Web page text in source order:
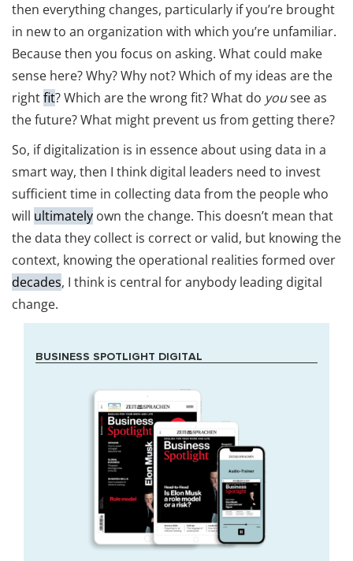
then everything changes, particularly if you’re brought
in new to an organization with which you’re unfamiliar.
Because then you focus on asking. What could make
sense here? Why? Why not? Which of my ideas are the
rightfit? Which are the wrong fit? What do yousee as
the future? What might prevent us from getting there?
So, if digitalization is in essence about using data in a
smart way, then I think digital leaders need to invest
sufficient time in collecting data from the people who
will ultimately own the change. This doesn’t mean that
the data they collect is correct or valid, but knowing the
context, knowing the operational realities formed over
decades, I think is central for anybody leading digital
change.
BUSINESS SPOTLIGHT DIGITAL